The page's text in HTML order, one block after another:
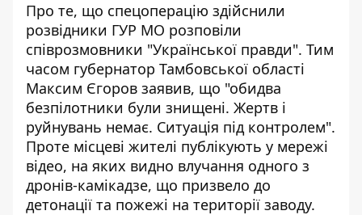
Про те, що спецоперацію здійснили
розвідники ГУР МО розповіли
співрозмовники "Української правди". Тим
часом губернатор Тамбовської області
Максим Єгоров заявив, що "обидва
безпілотники були знищені. Жертв і
руйнувань немає. Ситуація під контролем".
Проте місцеві жителі публікують у мережі
відео, на яких видно влучання одного з
дронів-камікадзе, що призвело до
детонації та пожежі на території заводу.